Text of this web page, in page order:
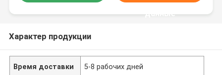
данные
Характер продукции
Время доставки 5-8 рабочих дней